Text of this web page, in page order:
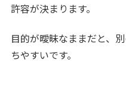
許容が決まります。
目的が曖昧なままだと、
ちやすいです。